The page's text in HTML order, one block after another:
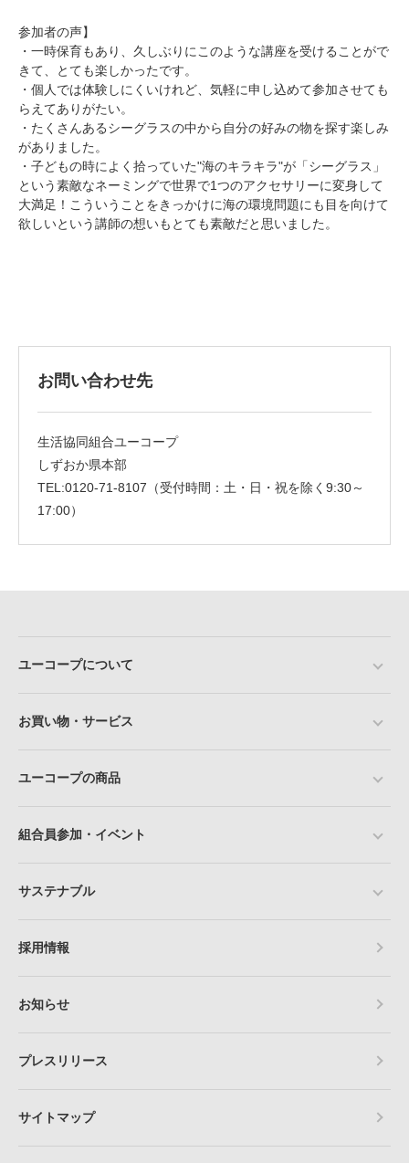
参加者の声】
・一時保育もあり、久しぶりにこのような講座を受けることがで
きて、とても楽しかったです。
・個人では体験しにくいけれど、気軽に申し込めて参加させても
らえてありがたい。
・たくさんあるシーグラスの中から自分の好みの物を探す楽しみ
がありました。
・子どもの時によく拾っていた"海のキラキラ"が「シーグラス」
という素敵なネーミングで世界で1つのアクセサリーに変身して
大満足！こういうことをきっかけに海の環境問題にも目を向けて
欲しいという講師の想いもとても素敵だと思いました。
お問い合わせ先
生活協同組合ユーコープ
しずおか県本部
TEL:0120-71-8107（受付時間：土・日・祝を除く9:30～
17:00）
ユーコープについて
お買い物・サービス
ユーコープの商品
組合員参加・イベント
サステナブル
採用情報
お知らせ
プレスリリース
サイトマップ